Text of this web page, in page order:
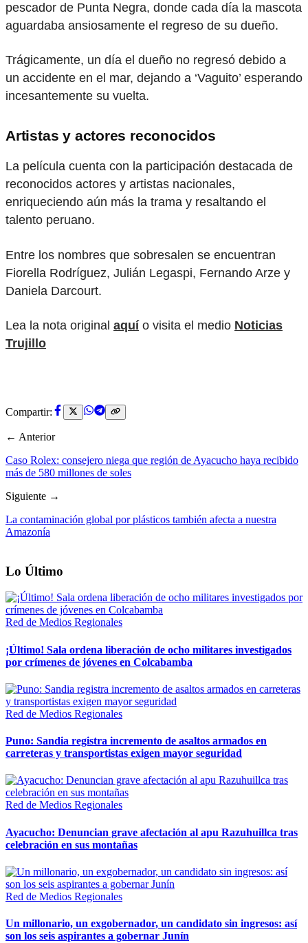
pescador de Punta Negra, donde cada día la mascota
aguardaba ansiosamente el regreso de su dueño.
Trágicamente, un día el dueño no regresó debido a
un accidente en el mar, dejando a ‘Vaguito’ esperando
incesantemente su vuelta.
Artistas y actores reconocidos
La película cuenta con la participación destacada de
reconocidos actores y artistas nacionales,
enriqueciendo aún más la trama y resaltando el
talento peruano.
Entre los nombres que sobresalen se encuentran
Fiorella Rodríguez, Julián Legaspi, Fernando Arze y
Daniela Darcourt.
Lea la nota original aquí o visita el medio Noticias
Trujillo
Compartir:
← Anterior
Caso Rolex: consejero niega que región de Ayacucho haya recibido
más de 580 millones de soles
Siguiente →
La contaminación global por plásticos también afecta a nuestra
Amazonía
Lo Último
Red de Medios Regionales
¡Último! Sala ordena liberación de ocho militares investigados
por crímenes de jóvenes en Colcabamba
Red de Medios Regionales
Puno: Sandia registra incremento de asaltos armados en
carreteras y transportistas exigen mayor seguridad
Red de Medios Regionales
Ayacucho: Denuncian grave afectación al apu Razuhuillca tras
celebración en sus montañas
Red de Medios Regionales
Un millonario, un exgobernador, un candidato sin ingresos: así
son los seis aspirantes a gobernar Junín